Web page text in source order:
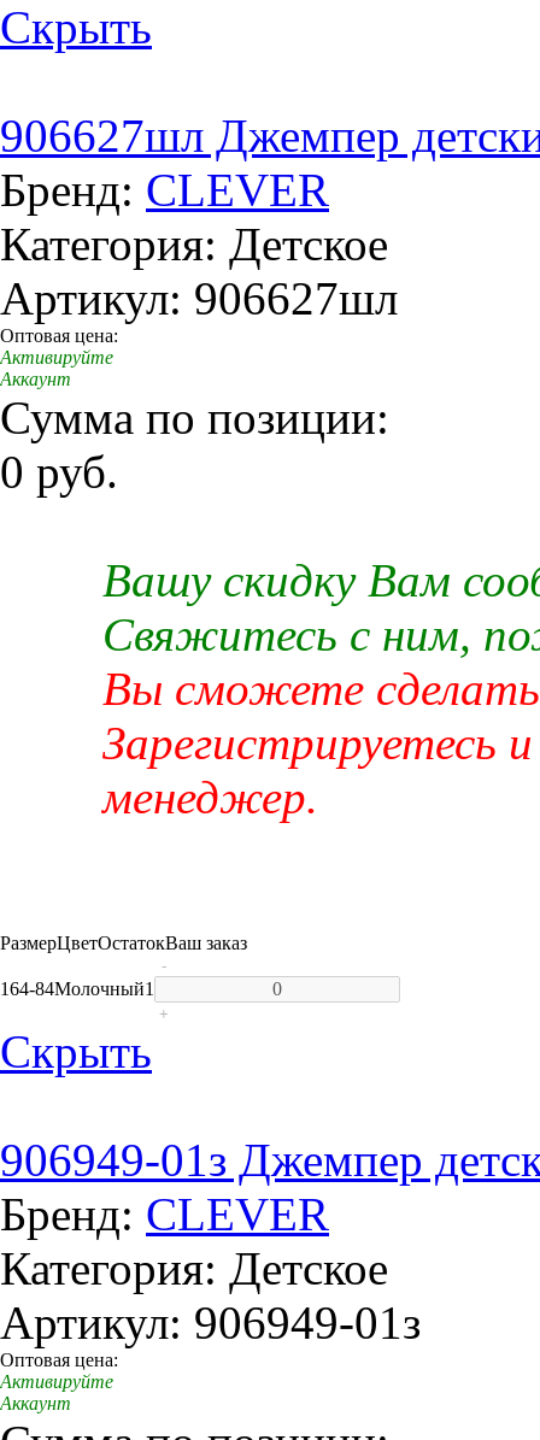
Скрыть
906627шл Джемпер
Бренд: CLEVER
Категория: Детское
Артикул: 906627шл
Оптовая цена:
Активируйте
Аккаунт
Сумма по позиции:
0 руб.
Вашу скидку Вам
Свяжитесь с ним,
Вы сможете сделать
Зарегистрируетесь
менеджер.
РазмерЦветОстатокВаш заказ
164-84Молочный1
-
+
Скрыть
906949-01з Джемпер
Бренд: CLEVER
Категория: Детское
Артикул: 906949-01з
Оптовая цена:
Активируйте
Аккаунт